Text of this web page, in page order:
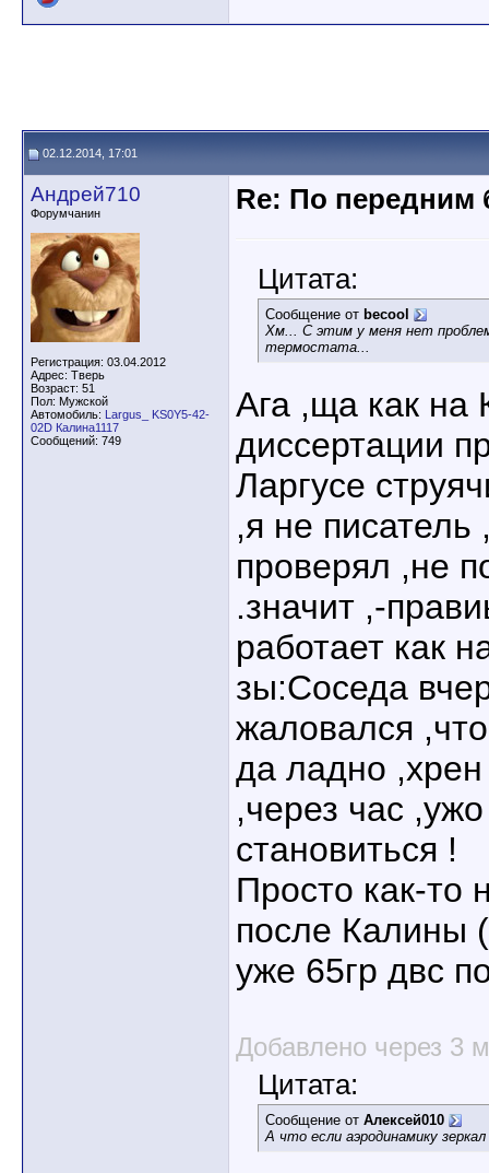
02.12.2014, 17:01
Андрей710
Форумчанин
Регистрация: 03.04.2012
Адрес: Тверь
Возраст: 51
Пол: Мужской
Автомобиль: Largus_ KS0Y5-42-
02D Калина1117
Сообщений: 749
Re: По передним
Цитата:
Сообщение от becool
Хм... С этим у меня нет
термостата...
Ага ,ща как на
диссертации
Ларгусе
,я не
проверял ,не
.значит ,-
работает как
зы:Соседа
жаловался
да ладно
,через час
становиться !
Просто как-то
после Калины
уже 65гр двс
Добавлено через 3
Цитата:
Сообщение от Алексей010
А что если аэродинамику